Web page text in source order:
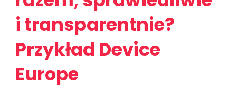
i transparentnie?
Przykład Device
Europe